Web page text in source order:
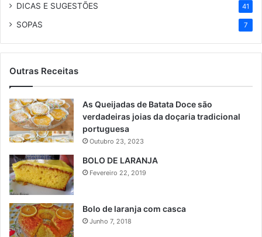
DICAS E SUGESTÕES 41
SOPAS 7
Outras Receitas
As Queijadas de Batata Doce são
verdadeiras joias da doçaria tradicional
portuguesa
Outubro 23, 2023
BOLO DE LARANJA
Fevereiro 22, 2019
Bolo de laranja com casca
Junho 7, 2018